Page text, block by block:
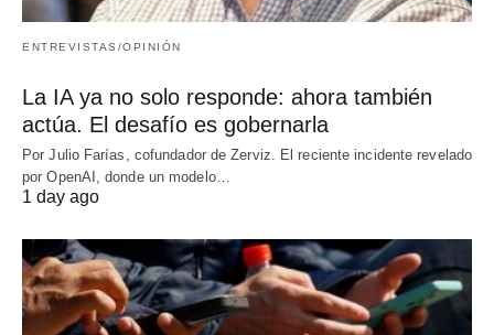
ENTREVISTAS/OPINIÓN
La IA ya no solo responde: ahora también
actúa. El desafío es gobernarla
Por Julio Farías, cofundador de Zerviz. El reciente incidente revelado
por OpenAI, donde un modelo…
1 day ago